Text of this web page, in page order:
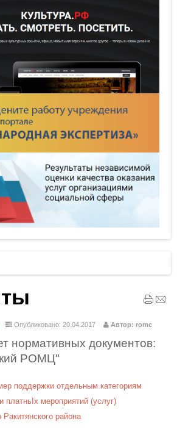
Опубликовано: 20.04.2017 Автор: romc
нормативных документов:
РОМЦ"
поддержки отдельным категориям
платньIх мероприятий (услуг)
района